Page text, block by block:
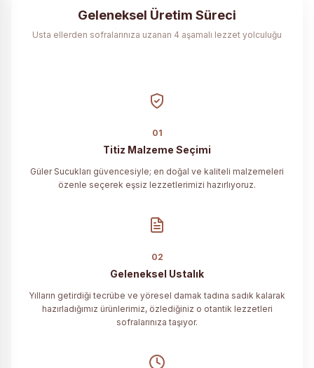
Geleneksel Üretim Süreci
Usta ellerden sofralarınıza uzanan 4 aşamalı lezzet yolculuğu
01
Titiz Malzeme Seçimi
Güler Sucukları güvencesiyle; en doğal ve kaliteli malzemeleri
özenle seçerek eşsiz lezzetlerimizi hazırlıyoruz.
02
Geleneksel Ustalık
Yılların getirdiği tecrübe ve yöresel damak tadına sadık kalarak
hazırladığımız ürünlerimiz, özlediğiniz o otantik lezzetleri
sofralarınıza taşıyor.